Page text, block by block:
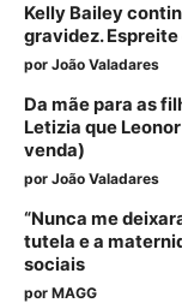
Kelly Bailey
gravidez.
por João Valadares
Da mãe para as
Letizia que
venda)
por João Valadares
“Nunca me
tutela e a
sociais
por MAGG